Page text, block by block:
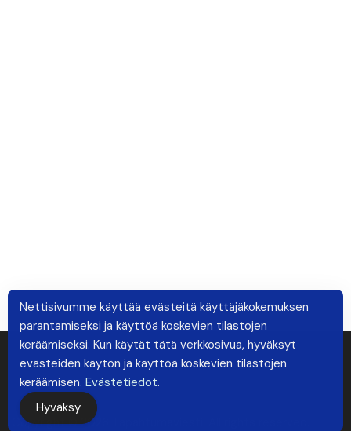
Copyright © 2026 Tapahtumaviesti. All rights reserved.
Nettisivumme käyttää evästeitä käyttäjäkokemuksen
parantamiseksi ja käyttöä koskevien tilastojen
keräämiseksi. Kun käytät tätä verkkosivua, hyväksyt
evästeiden käytön ja käyttöä koskevien tilastojen
keräämisen. Evästetiedot.
Hyväksy